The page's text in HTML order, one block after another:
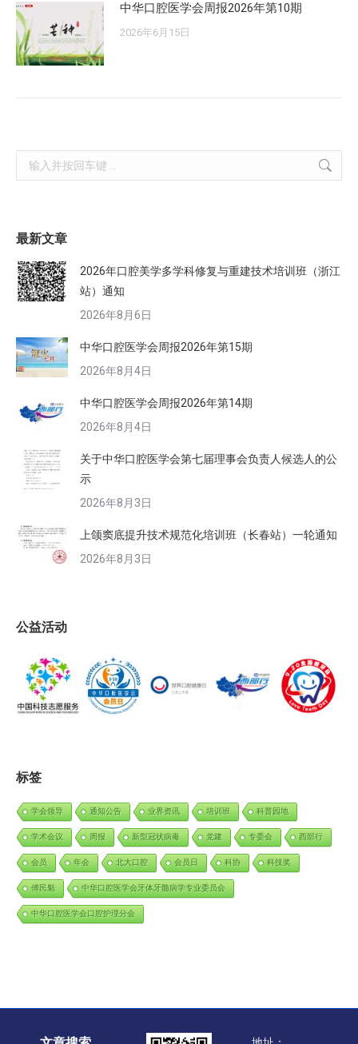
中华口腔医学会周报2026年第10期
2026年6月15日
Search:
最新文章
2026年口腔美学多学科修复与重建技术培训班（浙江
站）通知
2026年8月6日
中华口腔医学会周报2026年第15期
2026年8月4日
中华口腔医学会周报2026年第14期
2026年8月4日
关于中华口腔医学会第七届理事会负责人候选人的公
示
2026年8月3日
上颌窦底提升技术规范化培训班（长春站）一轮通知
2026年8月3日
公益活动
标签
学会领导 通知公告 业界资讯 培训班 科普园地
学术会议 周报 新型冠状病毒 党建 专委会 西部行
会员 年会 北大口腔 会员日 科协 科技奖
傅民魁 中华口腔医学会牙体牙髓病学专业委员会
中华口腔医学会口腔护理分会